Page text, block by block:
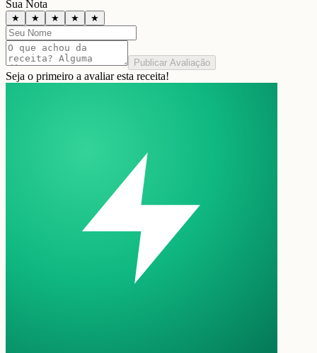
Sua Nota
★ ★ ★ ★ ★
Publicar Avaliação
Seja o primeiro a avaliar esta receita!